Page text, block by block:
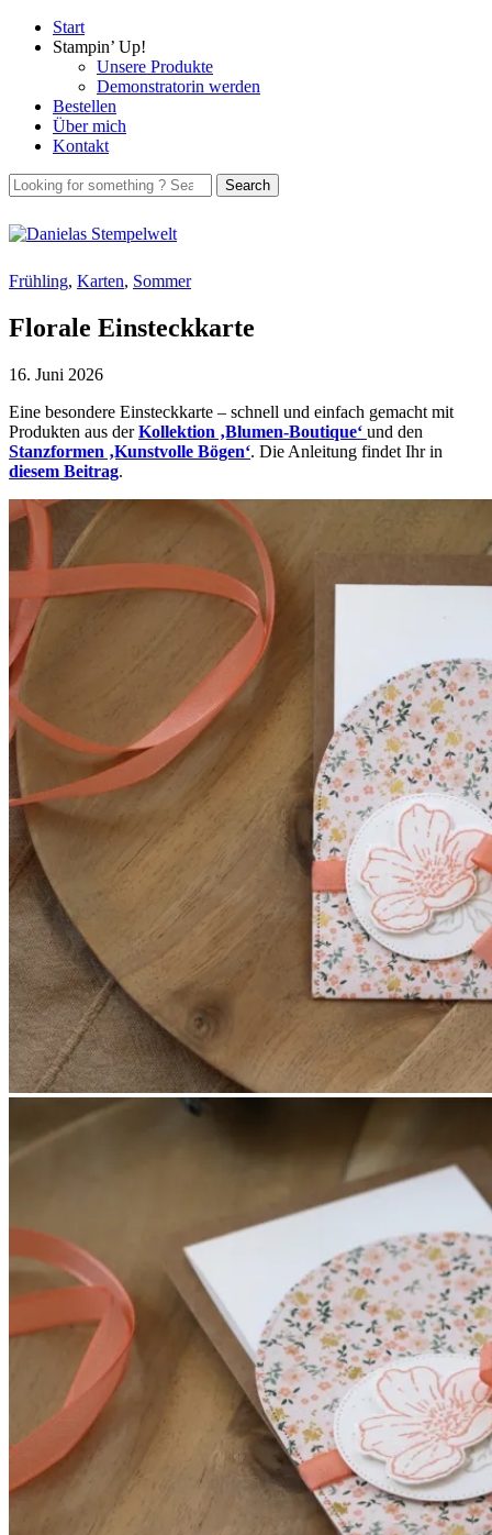
Start
Stampin’ Up!
Unsere Produkte
Demonstratorin werden
Bestellen
Über mich
Kontakt
Frühling, Karten, Sommer
Florale Einsteckkarte
16. Juni 2026
Eine besondere Einsteckkarte – schnell und einfach gemacht mit
Produkten aus derKollektion ‚Blumen-Boutique‘ und den
Stanzformen ‚Kunstvolle Bögen‘. Die Anleitung findet Ihr in
diesem Beitrag.